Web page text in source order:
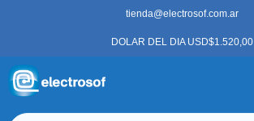
tienda@electrosof.com.ar
DOLAR DEL DIA USD$1.520,00